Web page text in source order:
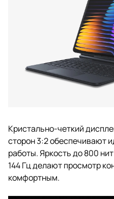
Кристально-четкий
сторон 3:2 обеспечивают
работы. Яркость до 800
144 Гц делают просмотр
комфортным.